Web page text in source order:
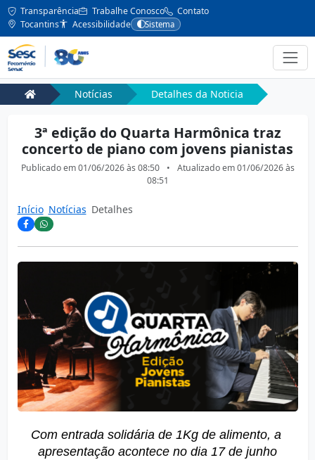
Transparência Trabalhe Conosco
Contato
Tocantins
Acessibilidade Sistema
Notícias Detalhes da Noticia
3ª edição do Quarta Harmônica traz
concerto de piano com jovens pianistas
Publicado em01/06/2026 às 08:50 • Atualizado em01/06/2026 às
08:51
Início Notícias Detalhes
Com entrada solidária de 1Kg de alimento, a
apresentação acontece no dia 17 de junho